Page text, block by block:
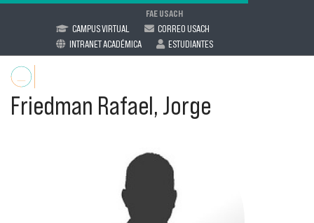
FAE USACH
CAMPUS VIRTUAL
CORREO USACH
INTRANET ACADÉMICA
ESTUDIANTES
Friedman Rafael, Jorge